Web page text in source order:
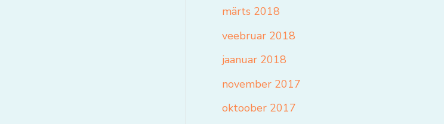
märts 2018
veebruar 2018
jaanuar 2018
november 2017
oktoober 2017